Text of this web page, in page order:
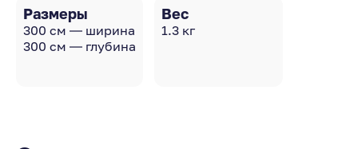
Размеры
300 см — ширина
300 см — глубина
Вес
1.3 кг